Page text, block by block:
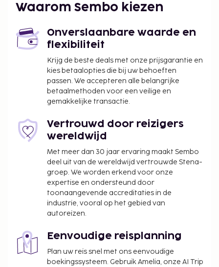
is bij het huurtarief van deze accommodatie
Kinderen verblijven gratis wanneer zij in
dezelfde kamer als hun ouders of voogd slapen
en de aanwezige bedden gebruiken.
De accommodatie wordt professioneel
schoongemaakt.
Waarom Sembo kiezen
Onverslaanbare waarde en
flexibiliteit
Krijg de beste deals met onze prijsgarantie en
kies betaalopties die bij uw behoeften
passen. We accepteren alle belangrijke
betaalmethoden voor een veilige en
gemakkelijke transactie.
Vertrouwd door reizigers
wereldwijd
Met meer dan 30 jaar ervaring maakt Sembo
deel uit van de wereldwijd vertrouwde Stena-
groep. We worden erkend voor onze
expertise en ondersteund door
toonaangevende accreditaties in de
industrie, vooral op het gebied van
autoreizen.
Eenvoudige reisplanning
Plan uw reis snel met ons eenvoudige
boekingssysteem. Gebruik Amelia, onze AI Trip